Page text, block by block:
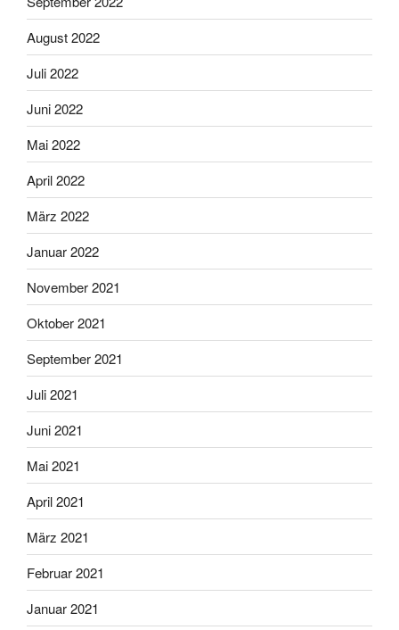
August 2022
Juli 2022
Juni 2022
Mai 2022
April 2022
März 2022
Januar 2022
November 2021
Oktober 2021
September 2021
Juli 2021
Juni 2021
Mai 2021
April 2021
März 2021
Februar 2021
Januar 2021